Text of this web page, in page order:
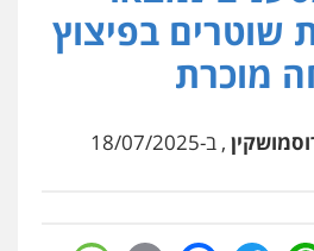
כלכלי אלימות
חמורה מעצרים וחקירות
שוטרים בפיצוץ
מוכרת
, ב-18/07/2025